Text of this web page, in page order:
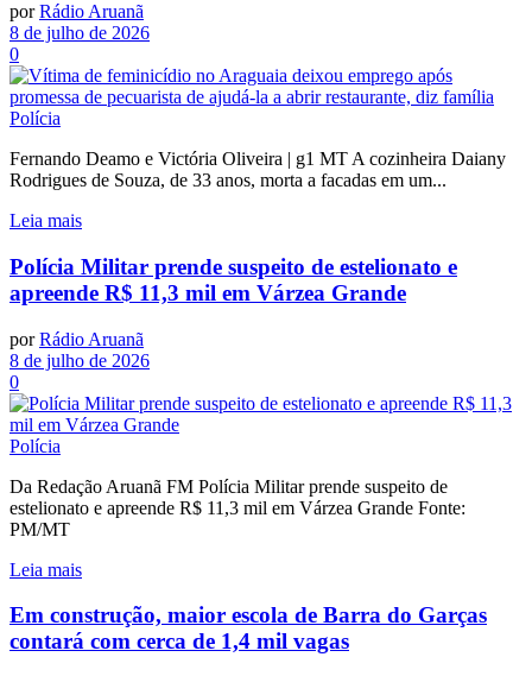
por Rádio Aruanã
8 de julho de 2026
0
Polícia
Fernando Deamo e Victória Oliveira | g1 MT A cozinheira Daiany
Rodrigues de Souza, de 33 anos, morta a facadas em um...
Leia mais
Polícia Militar prende suspeito de estelionato e
apreende R$ 11,3 mil em Várzea Grande
por Rádio Aruanã
8 de julho de 2026
0
Polícia
Da Redação Aruanã FM Polícia Militar prende suspeito de
estelionato e apreende R$ 11,3 mil em Várzea Grande Fonte:
PM/MT
Leia mais
Em construção, maior escola de Barra do Garças
contará com cerca de 1,4 mil vagas